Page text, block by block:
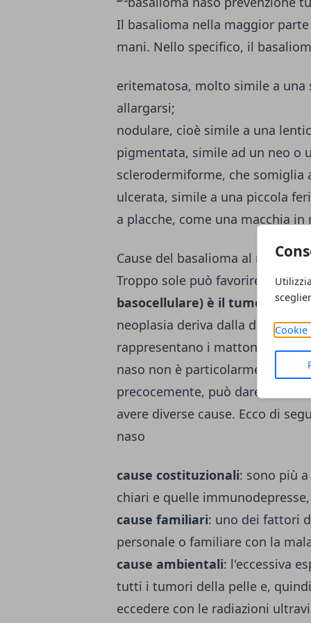
Cookie
Il basalioma nella maggior
mani. Nello specifico, il
eritematosa, molto simile a
allargarsi;
nodulare, cioè simile a una
pigmentata, simile ad un neo o
sclerodermiforme, che somiglia
ulcerata, simile a una piccola
a placche, come una macchia
Cause del basalioma al naso:
Troppo sole può favorire
basocellulare) è il tumore
neoplasia deriva dalla
rappresentano i mattoni che
naso non è particolarmente
precocemente, può dare severi
avere diverse cause. Ecco di
naso
cause costituzionali: sono più
chiari e quelle
cause familiari: uno dei fattori
personale o familiare con la
cause ambientali: l'eccessiva
tutti i tumori della pelle e,
eccedere con le radiazioni